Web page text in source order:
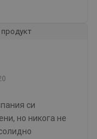
си
но никога не